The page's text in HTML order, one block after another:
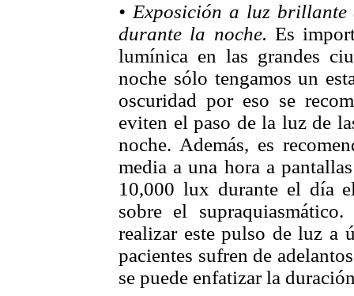
• Exposición a luz
durante la noche. Es
lumínica en las grandes
noche sólo tengamos un
oscuridad por eso se
eviten el paso de la luz de
noche. Además, es
media a una hora a
10,000 lux durante el día
sobre el
realizar este pulso de luz a
pacientes sufren de
se puede enfatizar la